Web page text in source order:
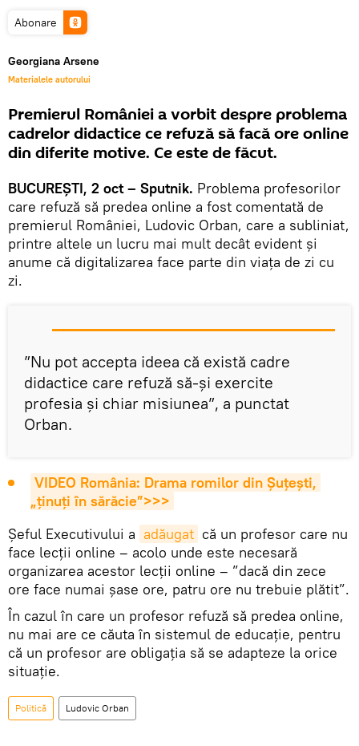
Abonare
Georgiana Arsene
Materialele autorului
Premierul României a vorbit despre problema
cadrelor didactice ce refuză să facă ore online
din diferite motive. Ce este de făcut.
BUCUREȘTI, 2 oct – Sputnik. Problema profesorilor
care refuză să predea online a fost comentată de
premierul României, Ludovic Orban, care a subliniat,
printre altele un lucru mai mult decât evident și
anume că digitalizarea face parte din viața de zi cu
zi.
”Nu pot accepta ideea că există cadre
didactice care refuză să-și exercite
profesia și chiar misiunea”, a punctat
Orban.
VIDEO România: Drama romilor din Șuțești,
„ținuți în sărăcie”>>>
Șeful Executivului a adăugat că un profesor care nu
face lecții online – acolo unde este necesară
organizarea acestor lecții online – ”dacă din zece
ore face numai șase ore, patru ore nu trebuie plătit”.
În cazul în care un profesor refuză să predea online,
nu mai are ce căuta în sistemul de educație, pentru
că un profesor are obligația să se adapteze la orice
situație.
Politică Ludovic Orban